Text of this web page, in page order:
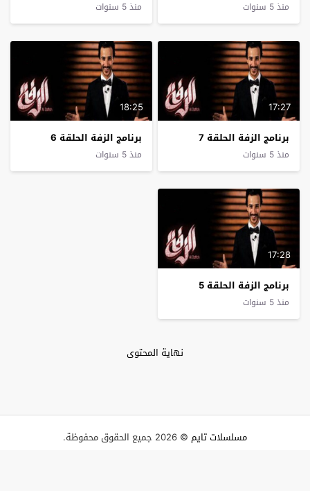
منذ 5 سنوات منذ 5 سنوات
17:27
برنامج الزفة الحلقة 7
منذ 5 سنوات
18:25
برنامج الزفة الحلقة 6
منذ 5 سنوات
17:28
برنامج الزفة الحلقة 5
منذ 5 سنوات
نهاية المحتوى
مسلسلات تايم © 2026 جميع الحقوق محفوظة.